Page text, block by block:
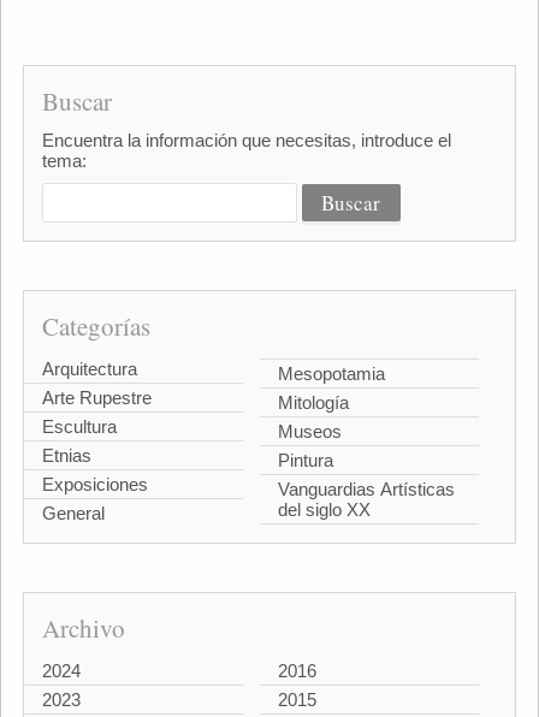
Buscar
Encuentra la información que necesitas, introduce el
tema:
Categorías
Arquitectura
Arte Rupestre
Escultura
Etnias
Exposiciones
General
Mesopotamia
Mitología
Museos
Pintura
Vanguardias Artísticas
del siglo XX
Archivo
2024
2023
2016
2015